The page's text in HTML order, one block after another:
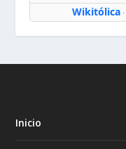
Wikitólica·
Inicio